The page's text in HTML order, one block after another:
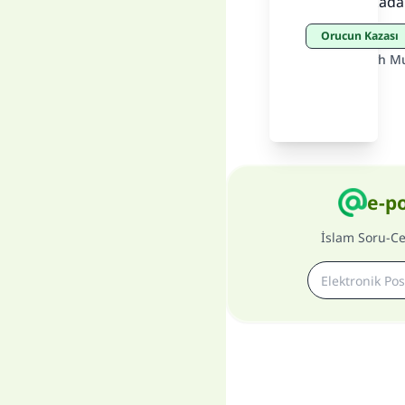
Orucun Kazası
Şeyh
e-
İslam Soru-